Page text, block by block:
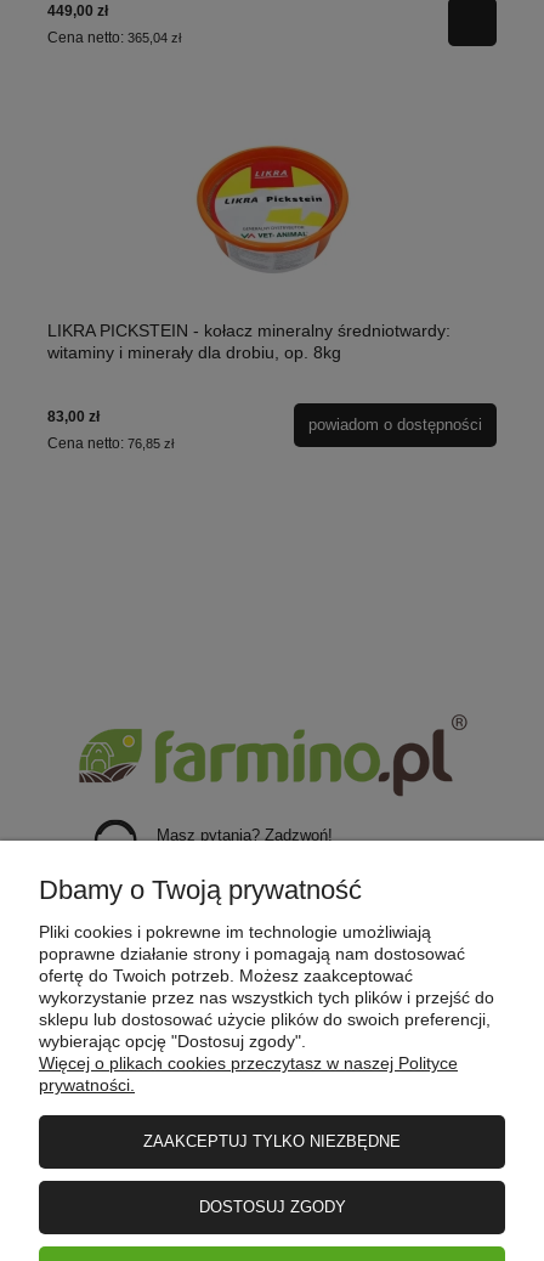
449,00 zł
Cena netto: 365,04 zł
LIKRA PICKSTEIN - kołacz mineralny średniotwardy:
witaminy i minerały dla drobiu, op. 8kg
83,00 zł
Cena netto: 76,85 zł
powiadom o dostępności
Masz pytania? Zadzwoń!
POMOC
MOJE KONTO
INFORMACJE
O FIRMIE
Dbamy o Twoją prywatność
Pliki cookies i pokrewne im technologie umożliwiają
poprawne działanie strony i pomagają nam dostosować
ofertę do Twoich potrzeb. Możesz zaakceptować
wykorzystanie przez nas wszystkich tych plików i przejść do
sklepu lub dostosować użycie plików do swoich preferencji,
wybierając opcję "Dostosuj zgody".
Więcej o plikach cookies przeczytasz w naszej Polityce
prywatności.
ZAAKCEPTUJ TYLKO NIEZBĘDNE
DOSTOSUJ ZGODY